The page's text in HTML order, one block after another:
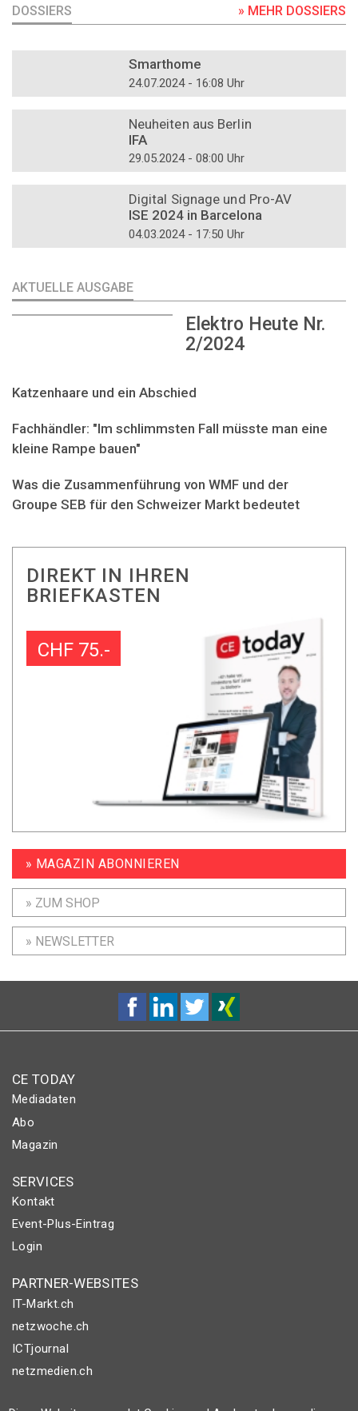
DOSSIERS » MEHR DOSSIERS
Smarthome
24.07.2024 - 16:08 Uhr
Neuheiten aus Berlin
IFA
29.05.2024 - 08:00 Uhr
Digital Signage und Pro-AV
ISE 2024 in Barcelona
04.03.2024 - 17:50 Uhr
AKTUELLE AUSGABE
Elektro Heute Nr.
2/2024
Katzenhaare und ein Abschied
Fachhändler: "Im schlimmsten Fall müsste man eine
kleine Rampe bauen"
Was die Zusammenführung von WMF und der
Groupe SEB für den Schweizer Markt bedeutet
DIREKT IN IHREN
BRIEFKASTEN
CHF 75.-
» MAGAZIN ABONNIEREN
» ZUM SHOP
» NEWSLETTER
CE TODAY
Mediadaten
Abo
Magazin
SERVICES
Kontakt
Event-Plus-Eintrag
Login
PARTNER-WEBSITES
IT-Markt.ch
netzwoche.ch
ICTjournal
netzmedien.ch